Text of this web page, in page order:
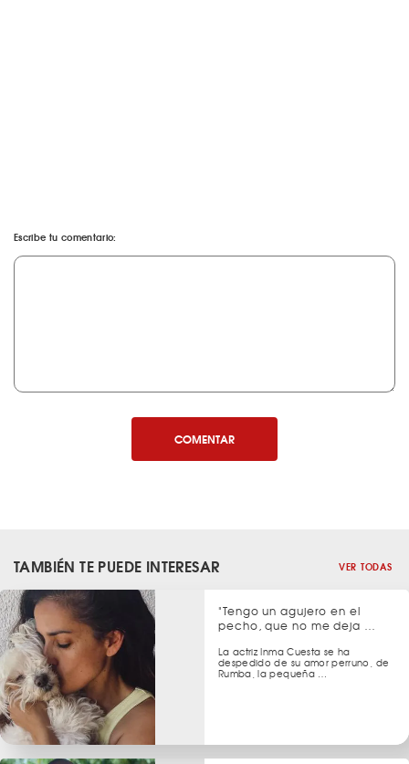
Escribe tu comentario:
COMENTAR
TAMBIÉN TE PUEDE INTERESAR VER TODAS
"Tengo un agujero en el
pecho, que no me deja …
La actriz Inma Cuesta se ha
despedido de su amor perruno, de
Rumba, la pequeña …